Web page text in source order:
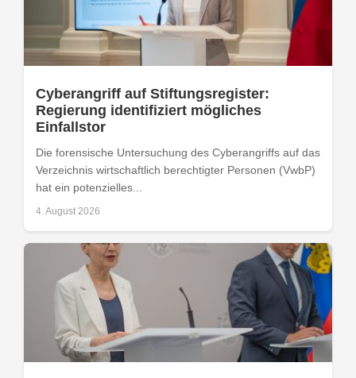
Cyberangriff auf Stiftungsregister:
Regierung identifiziert mögliches
Einfallstor
Die forensische Untersuchung des Cyberangriffs auf das
Verzeichnis wirtschaftlich berechtigter Personen (VwbP)
hat ein potenzielles...
4. August 2026